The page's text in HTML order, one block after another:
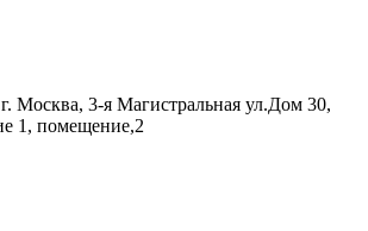
Москва, 3-я Магистральная ул.Дом 30,
1, помещение,2